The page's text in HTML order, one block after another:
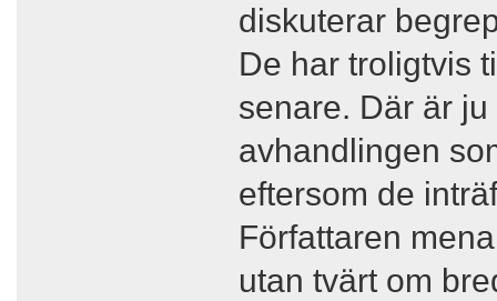
diskuterar
De har troligtvis
senare. Där är
avhandlingen
eftersom de
Författaren
utan tvärt om